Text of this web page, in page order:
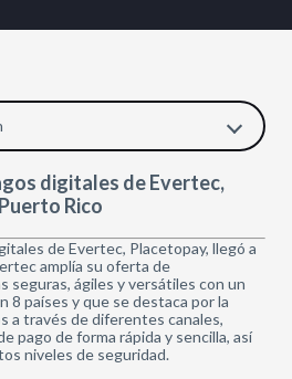
digitales de Evertec,
Rico
de Evertec, Placetopay, llegó a
amplía su oferta de
seguras, ágiles y versátiles con un
8 países y que se destaca por la
a través de diferentes canales,
pago de forma rápida y sencilla, así
niveles de seguridad.